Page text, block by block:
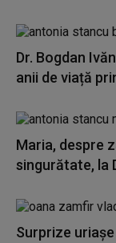
Dr. Bogdan
anii de viață
Maria, despre
singurătate, la
Surprize uriașe